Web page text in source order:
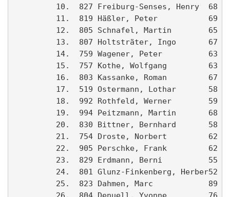
10.  827 Freiburg-Senses, Henry  68
11.  819 Häßler, Peter           69
12.  805 Schnafel, Martin        65
13.  807 Holtsträter, Ingo       67
14.  759 Wagener, Peter          63
15.  757 Kothe, Wolfgang         63
16.  803 Kassanke, Roman         67
17.  519 Ostermann, Lothar       58
18.  992 Rothfeld, Werner        59
19.  994 Peitzmann, Martin       68
20.  830 Bittner, Bernhard       58
21.  754 Droste, Norbert         62
22.  905 Perschke, Frank         62
23.  829 Erdmann, Berni          55
24.  801 Glunz-Finkenberg, Herber52
25.  823 Dahmen, Marc            89